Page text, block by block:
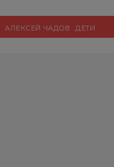
АЛЕКСЕЙ ЧАДОВ
ДЕТИ